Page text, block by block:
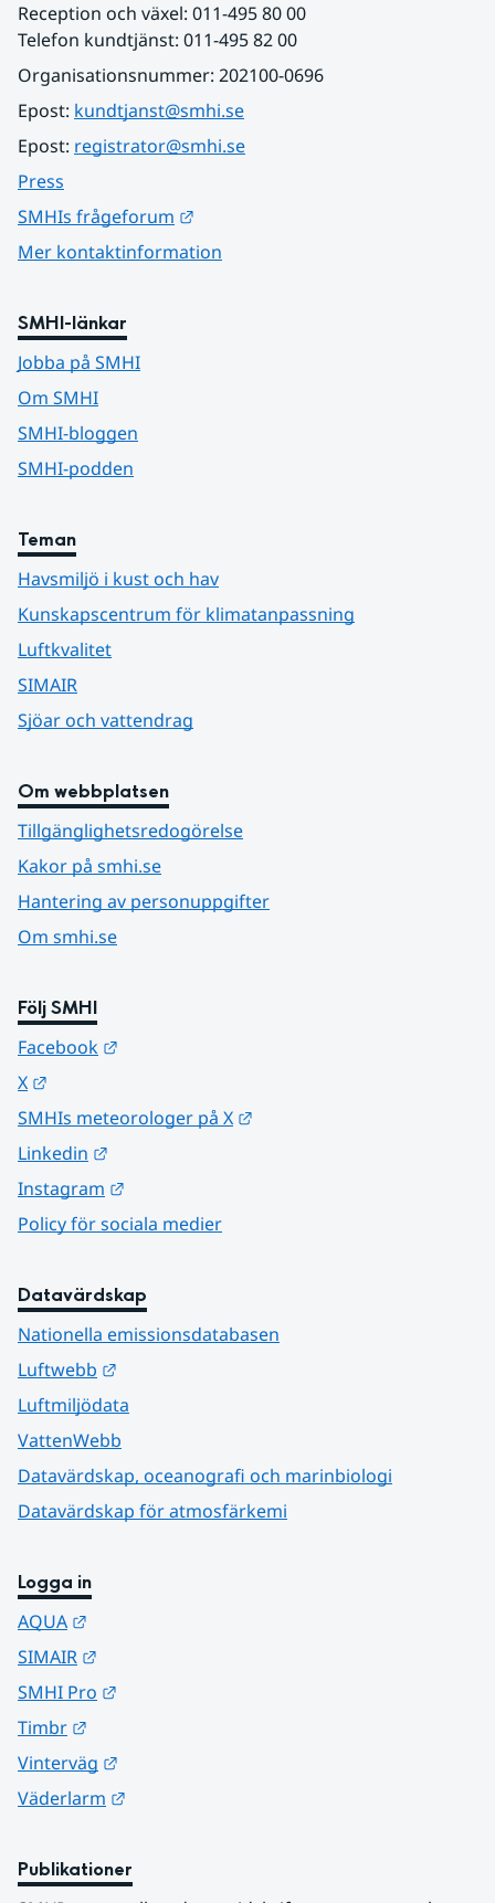
Reception och växel: 011-495 80 00
Telefon kundtjänst: 011-495 82 00
Organisationsnummer: 202100-0696
Epost: kundtjanst@smhi.se
Epost: registrator@smhi.se
Press
SMHIs frågeforum
Mer kontaktinformation
SMHI-länkar
Jobba på SMHI
Om SMHI
SMHI-bloggen
SMHI-podden
Teman
Havsmiljö i kust och hav
Kunskapscentrum för klimatanpassning
Luftkvalitet
SIMAIR
Sjöar och vattendrag
Om webbplatsen
Tillgänglighetsredogörelse
Kakor på smhi.se
Hantering av personuppgifter
Om smhi.se
Följ SMHI
Facebook
X
SMHIs meteorologer på X
Linkedin
Instagram
Policy för sociala medier
Datavärdskap
Nationella emissionsdatabasen
Luftwebb
Luftmiljödata
VattenWebb
Datavärdskap, oceanografi och marinbiologi
Datavärdskap för atmosfärkemi
Logga in
AQUA
SIMAIR
SMHI Pro
Timbr
Vinterväg
Väderlarm
Publikationer